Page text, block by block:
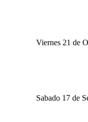
Viernes 21 de
Sabado 17 de